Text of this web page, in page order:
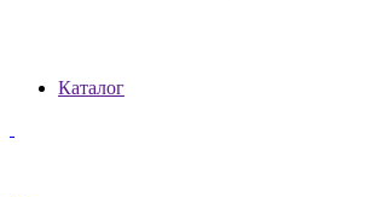
Каталог